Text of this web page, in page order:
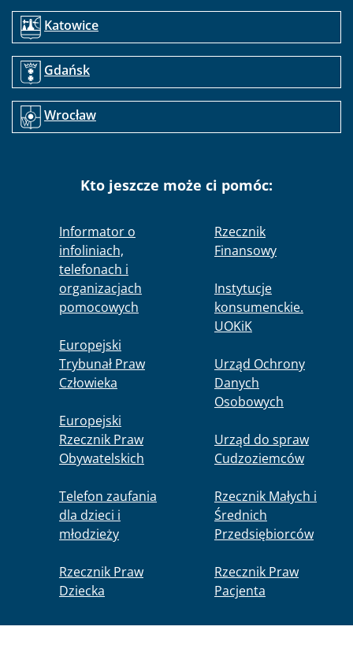
Katowice
Gdańsk
Wrocław
Kto jeszcze może ci pomóc:
Informator o
infoliniach,
telefonach i
organizacjach
pomocowych
Europejski
Trybunał Praw
Człowieka
Europejski
Rzecznik Praw
Obywatelskich
Telefon zaufania
dla dzieci i
młodzieży
Rzecznik Praw
Dziecka
Rzecznik
Finansowy
Instytucje
konsumenckie.
UOKiK
Urząd Ochrony
Danych
Osobowych
Urząd do spraw
Cudzoziemców
Rzecznik Małych i
Średnich
Przedsiębiorców
Rzecznik Praw
Pacjenta